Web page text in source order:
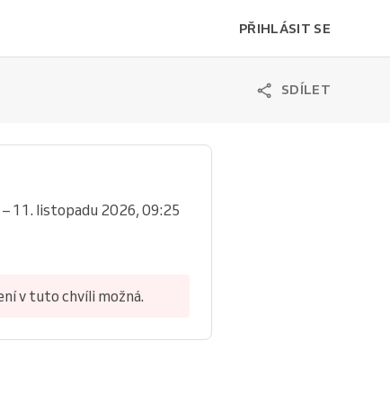
PŘIHLÁSIT SE
SDÍLET
11. listopadu 2026, 09:25
v tuto chvíli možná.